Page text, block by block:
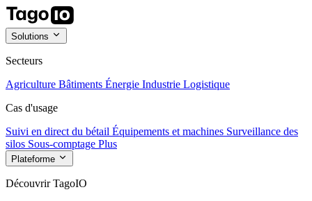
Solutions
Secteurs
Agriculture Bâtiments Énergie Industrie Logistique
Cas d'usage
Suivi en direct du bétail Équipements et machines Surveillance des
silos Sous-comptage Plus
Plateforme
Découvrir TagoIO